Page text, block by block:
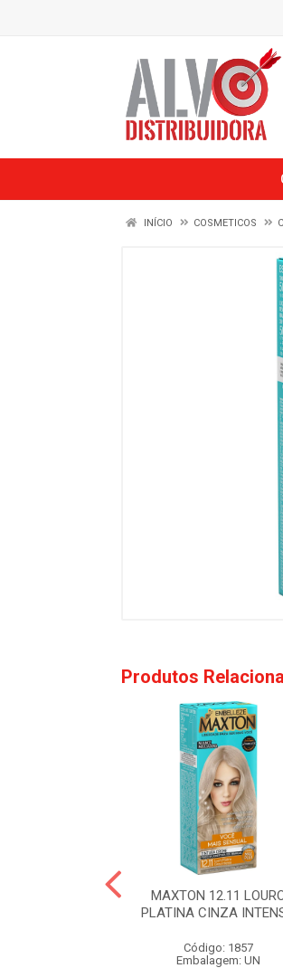
INÍCIO COSMETICOS
Produtos
MAXTON 12.11
PLATINA CINZA
Código: 1857
Embalagem: UN